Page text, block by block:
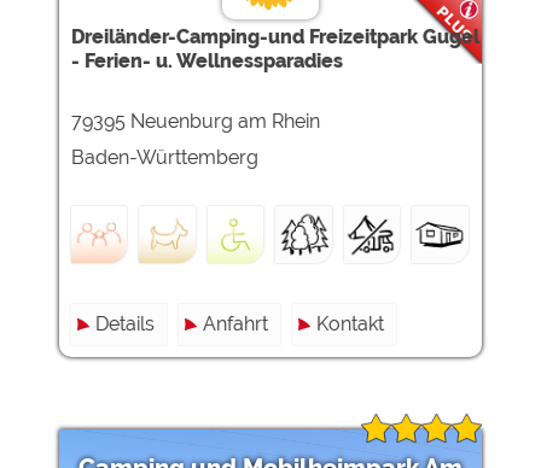
Dreiländer-Camping-und Freizeitpark Gugel
- Ferien- u. Wellnessparadies
79395 Neuenburg am Rhein
Baden-Württemberg
Details Anfahrt Kontakt